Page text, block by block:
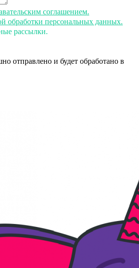
соглашением.
обработки персональных данных.
рассылки.
отправлено и будет обработано в